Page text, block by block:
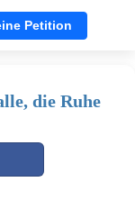
Petition
die Ruhe